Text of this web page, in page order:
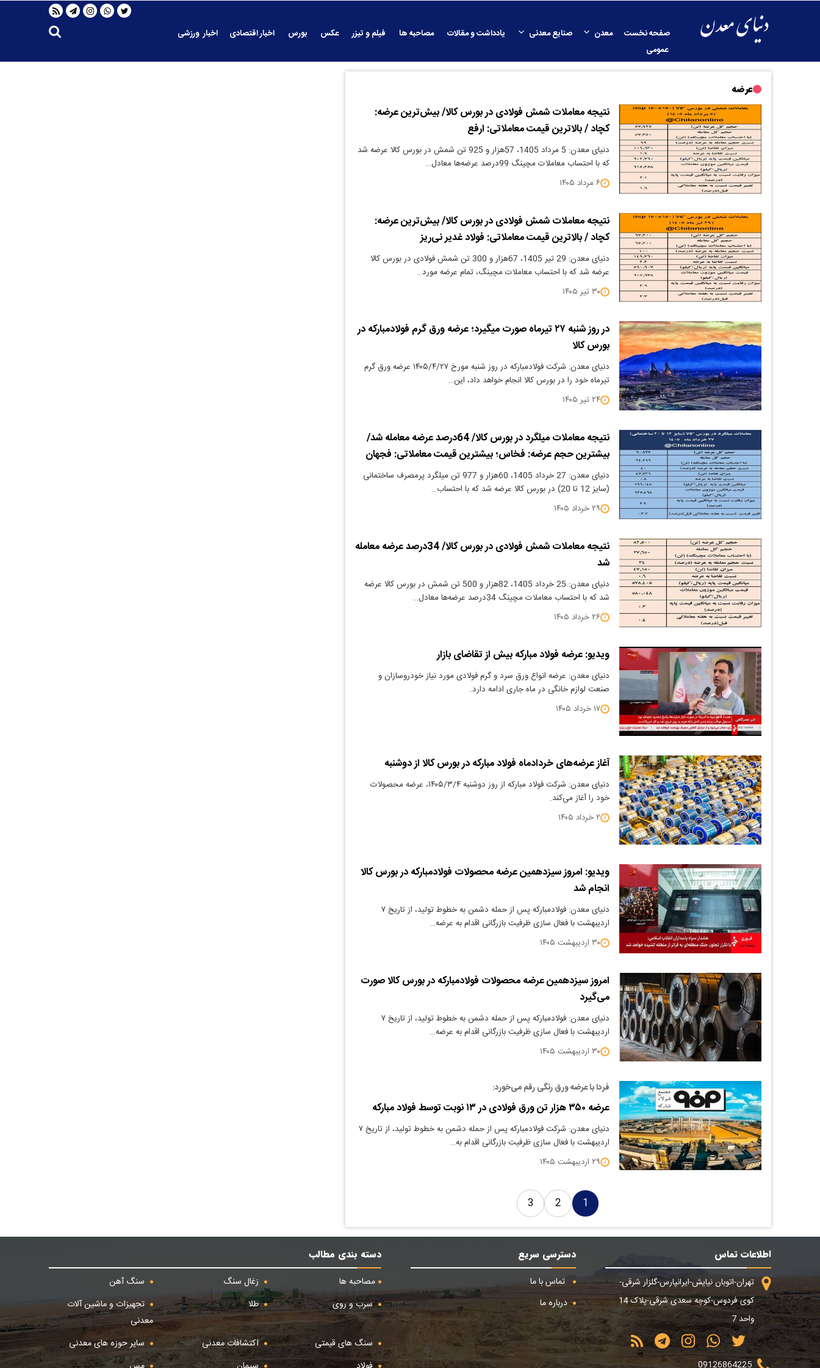
صفحه نخست معدن صنایع معدنی یادداشت و مقالات مصاحبه ها فیلم و تیزر عکس بورس اخبار اقتصادی
اخبار ورزشی
عمومی
عرضه
نتیجه معاملات شمش فولادی در بورس کالا/ بیش‌ترین عرضه:
کچاد / بالاترین قیمت معاملاتی: ارفع
دنیای معدن: 5 مرداد 1405، 57هزار و 925 تن شمش در بورس کالا عرضه شد
که با احتساب معاملات مچینگ 99درصد عرضه‌ها معادل…
۶ مرداد ۱۴۰۵
نتیجه معاملات شمش فولادی در بورس کالا/ بیش‌ترین عرضه:
کچاد / بالاترین قیمت معاملاتی: فولاد غدیر نی‌ریز
دنیای معدن: 29 تیر 1405، 67هزار و 300 تن شمش فولادی در بورس کالا
عرضه شد که با احتساب معاملات مچینگ، تمام عرضه مورد…
۳۰ تیر ۱۴۰۵
در روز شنبه ۲۷ تیرماه صورت میگیرد؛ عرضه ورق گرم فولادمبارکه در
بورس کالا
دنیای معدن: شرکت فولادمبارکه در روز شنبه مورخ ۱۴۰۵/۴/۲۷ عرضه ورق گرم
تیرماه خود را در بورس کالا انجام خواهد داد، این…
۲۴ تیر ۱۴۰۵
نتیجه معاملات میلگرد در بورس کالا/ 64درصد عرضه معامله شد/
بیشترین حجم عرضه: فخاس؛ بیشترین قیمت معاملاتی: فجهان
دنیای معدن: 27 خرداد 1405، 60هزار و 977 تن میلگرد پرمصرف ساختمانی
(سایز 12 تا 20) در بورس کالا عرضه شد که با احتساب…
۲۹ خرداد ۱۴۰۵
نتیجه معاملات شمش فولادی در بورس کالا/ 34درصد عرضه معامله
شد
دنیای معدن: 25 خرداد 1405، 82هزار و 500 تن شمش در بورس کالا عرضه
شد که با احتساب معاملات مچینگ 34درصد عرضه‌ها معادل…
۲۶ خرداد ۱۴۰۵
ویدیو: عرضه فولاد مبارکه بیش از تقاضای بازار
دنیای معدن: عرضه انواع ورق سرد و گرم فولادی مورد نیاز خودروسازان و
صنعت لوازم خانگی در ماه جاری ادامه دارد.
۱۷ خرداد ۱۴۰۵
آغاز عرضه‌های خردادماه فولاد مبارکه در بورس کالا از دوشنبه
دنیای معدن: شرکت فولاد مبارکه از روز دوشنبه ۱۴۰۵/۳/۴، عرضه محصولات
خود را آغاز می‌کند.
۲ خرداد ۱۴۰۵
ویدیو: امروز سیزدهمین عرضه محصولات فولادمبارکه در بورس کالا
انجام شد
دنیای معدن: فولادمبارکه پس از حمله دشمن به خطوط تولید، از تاریخ ۷
اردیبهشت با فعال سازی ظرفیت بازرگانی اقدام به عرضه…
۳۰ اردیبهشت ۱۴۰۵
امروز سیزدهمین عرضه محصولات فولادمبارکه در بورس کالا صورت
می‌گیرد
دنیای معدن: فولادمبارکه پس از حمله دشمن به خطوط تولید، از تاریخ ۷
اردیبهشت با فعال سازی ظرفیت بازرگانی اقدام به عرضه…
۳۰ اردیبهشت ۱۴۰۵
فردا با عرضه ورق رنگی رقم می‌خورد:
عرضه ۳۵۰ هزار تن ورق فولادی در ۱۳ نوبت توسط فولاد مبارکه
دنیای معدن: شرکت فولادمبارکه پس از حمله دشمن به خطوط تولید، از تاریخ ۷
اردیبهشت با فعال سازی ظرفیت بازرگانی اقدام به…
۲۹ اردیبهشت ۱۴۰۵
1
2
3
اطلاعات تماس
تهران-اتوبان نیایش-ایرانپارس-گلزار شرقی-
کوی فردوس-کوچه سعدی شرقی-پلاک 14
واحد 7
09126864225
دسترسی سریع
تماس با ما
درباره ما
دسته بندی مطالب
مصاحبه ها
زغال سنگ
سنگ آهن
سرب و روی
طلا
تجهیزات و ماشین آلات
معدنی
سنگ های قیمتی
اکتشافات معدنی
سایر حوزه های معدنی